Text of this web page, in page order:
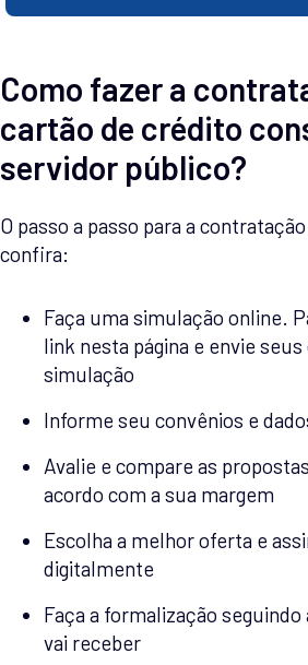
Como fazer a
cartão de crédito
servidor público?
O passo a passo para a
confira:
Faça uma simulação online.
link nesta página e envie seus
simulação
Informe seu convênios e
Avalie e compare as
acordo com a sua margem
Escolha a melhor oferta e
digitalmente
Faça a formalização
vai receber